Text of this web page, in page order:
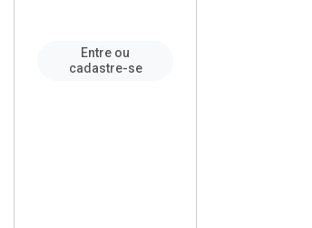
Entre ou
cadastre-se